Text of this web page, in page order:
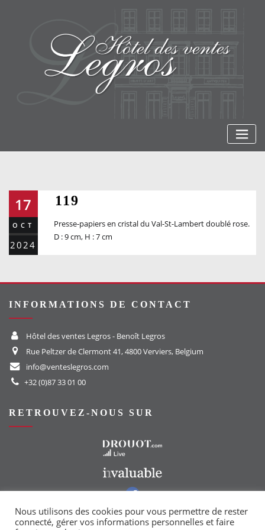
17
OCT
2024
119
Presse-papiers en cristal du Val-St-Lambert doublé rose.
D : 9 cm, H : 7 cm
INFORMATIONS DE CONTACT
Hôtel des ventes Legros - Benoît Legros
Rue Peltzer de Clermont 41, 4800 Verviers, Belgium
info@venteslegros.com
+32 (0)87 33 01 00
RETROUVEZ-NOUS SUR
Vers notre groupe Facebook
Nous utilisons des cookies pour vous permettre de rester
connecté, gérer vos informations personnelles et faire